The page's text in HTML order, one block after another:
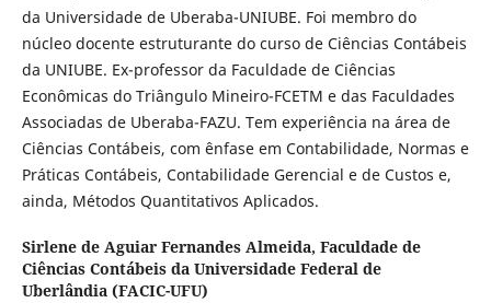
da Universidade de Uberaba-UNIUBE. Foi membro do
núcleo docente estruturante do curso de Ciências Contábeis
da UNIUBE. Ex-professor da Faculdade de Ciências
Econômicas do Triângulo Mineiro-FCETM e das Faculdades
Associadas de Uberaba-FAZU. Tem experiência na área de
Ciências Contábeis, com ênfase em Contabilidade, Normas e
Práticas Contábeis, Contabilidade Gerencial e de Custos e,
ainda, Métodos Quantitativos Aplicados.
Sirlene de Aguiar Fernandes Almeida, Faculdade de
Ciências Contábeis da Universidade Federal de
Uberlândia (FACIC-UFU)